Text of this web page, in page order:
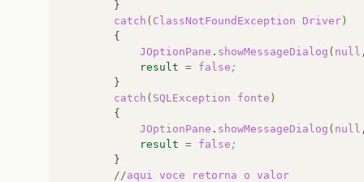
catch ( ClassNotFoundException Driver )
JOptionPane . showMessageDialog ( null
result = false ;
catch ( SQLException fonte )
JOptionPane . showMessageDialog ( null
result = false ;
//aqui voce retorna o valor